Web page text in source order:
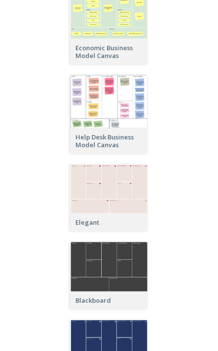
Economic Business
Model Canvas
Help Desk Business
Model Canvas
Elegant
Blackboard